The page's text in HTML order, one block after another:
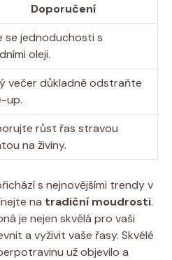
Doporučení
se jednoduchosti ⁤s
oleji.
⁤večer důkladně odstraňte
up.
růst​ řas stravou
⁣na živiny.
⁤s nejnovějšími trendy v
na tradiční‌ moudrosti.​
​je nejen ⁤skvělá pro vaši
‍a vyživit vaše řasy.⁢ Skvélé
už⁤ objevilo a